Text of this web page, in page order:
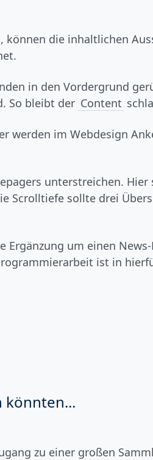
die inhaltlichen
in den Vordergrund
So bleibt der Content
werden im Webdesign
unterstreichen.
Scrolltiefe sollte drei
um einen
ist in
könnten...
zu einer großen